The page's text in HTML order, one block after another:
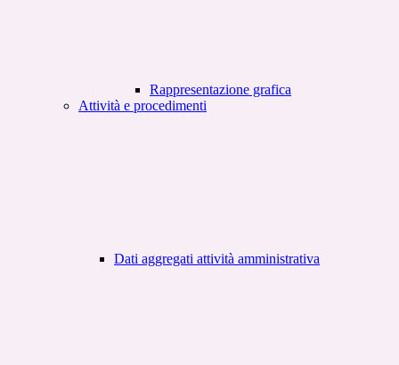
Rappresentazione grafica
Attività e procedimenti
Dati aggregati attività amministrativa